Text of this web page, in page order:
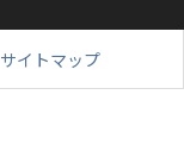
サイトマップ